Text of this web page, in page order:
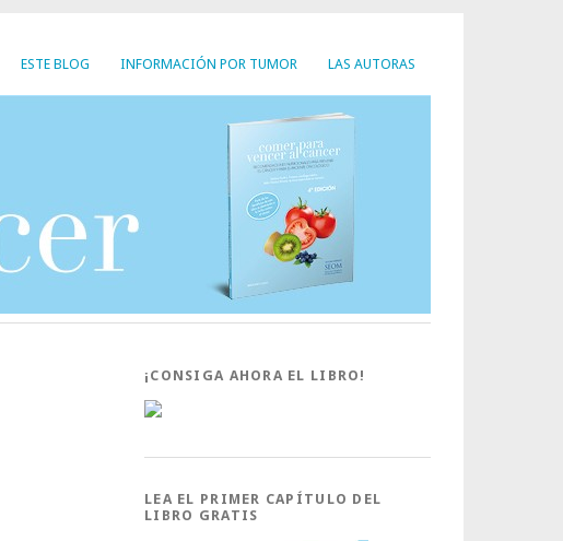
ESTE BLOG INFORMACIÓN POR TUMOR LAS AUTORAS
¡CONSIGA AHORA EL LIBRO!
LEA EL PRIMER CAPÍTULO DEL
LIBRO GRATIS